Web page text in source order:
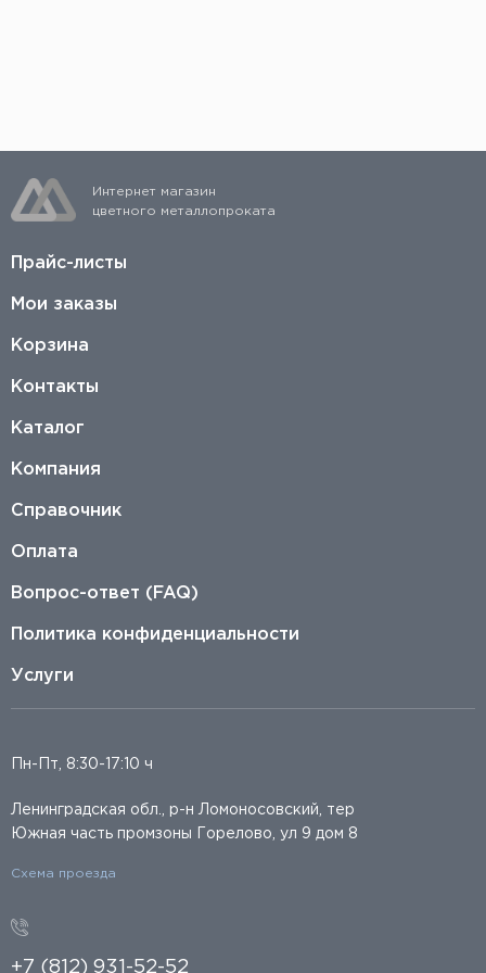
Интернет магазин
цветного металлопроката
Прайс-листы
Мои заказы
Корзина
Контакты
Каталог
Компания
Справочник
Оплата
Вопрос-ответ (FAQ)
Политика конфиденциальности
Услуги
Пн-Пт, 8:30-17:10 ч
Ленинградская обл., р-н Ломоносовский, тер
Южная часть промзоны Горелово, ул 9 дом 8
Схема проезда
+7 (812) 931-52-52